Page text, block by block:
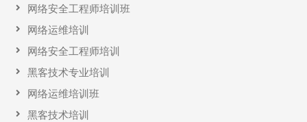
网络安全工程师培训班
网络运维培训
网络安全工程师培训
黑客技术专业培训
网络运维培训班
黑客技术培训